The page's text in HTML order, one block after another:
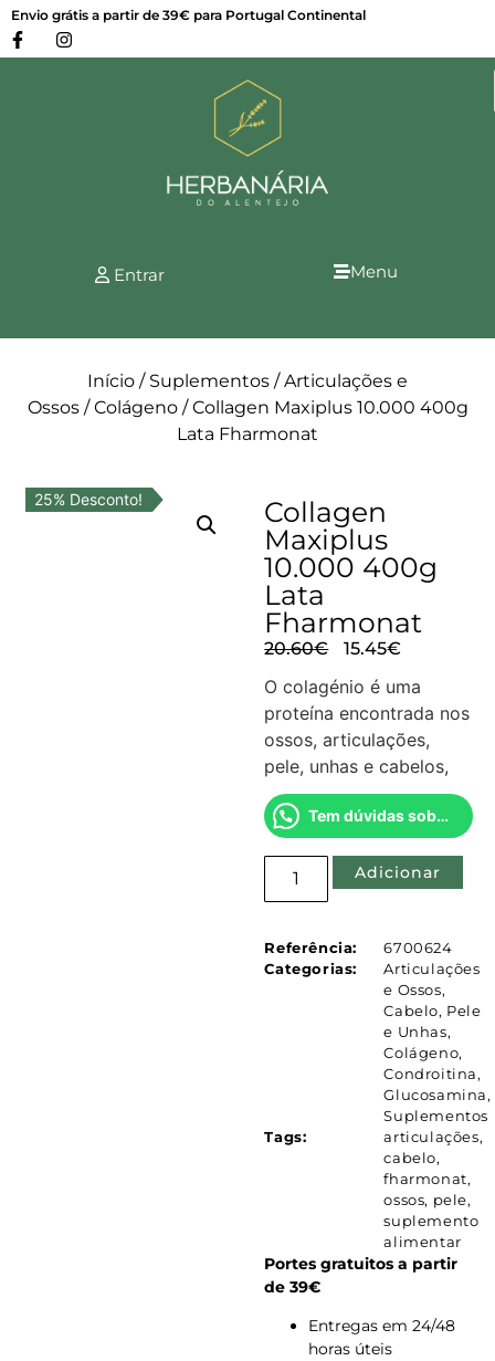
Envio grátis a partir de 39€ para Portugal Continental
Entrar Menu
Início / Suplementos /Articulações e
Ossos/Colágeno/ Collagen Maxiplus 10.000 400g
Lata Fharmonat
25% Desconto!
Collagen
Maxiplus
10.000 400g
Lata
Fharmonat
20.60€ 15.45€
O colagénio é uma
proteína encontrada nos
ossos, articulações,
pele, unhas e cabelos,
Tem dúvidas sobre este produto?
Adicionar
Referência:
6700624
Categorias:
Articulações
e Ossos,
Cabelo, Pele
e Unhas,
Colágeno,
Condroitina,
Glucosamina,
Suplementos
Tags:
articulações,
cabelo,
fharmonat,
ossos, pele,
suplemento
alimentar
Portes gratuitos a partir
de 39€
Entregas em 24/48
horas úteis